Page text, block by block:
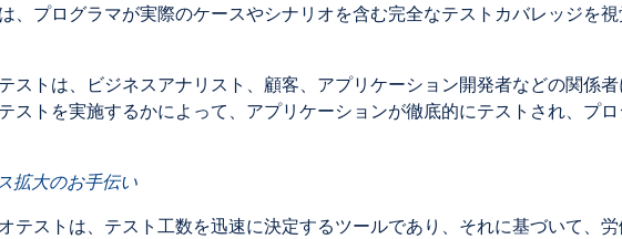
、プログラマが実際のケースやシナリオを含む完全なテストカバレッジを
ストは、ビジネスアナリスト、顧客、アプリケーション開発者などの関係
ストを実施するかによって、アプリケーションが徹底的にテストされ、プ
拡大のお手伝い
テストは、テスト工数を迅速に決定するツールであり、それに基づいて、